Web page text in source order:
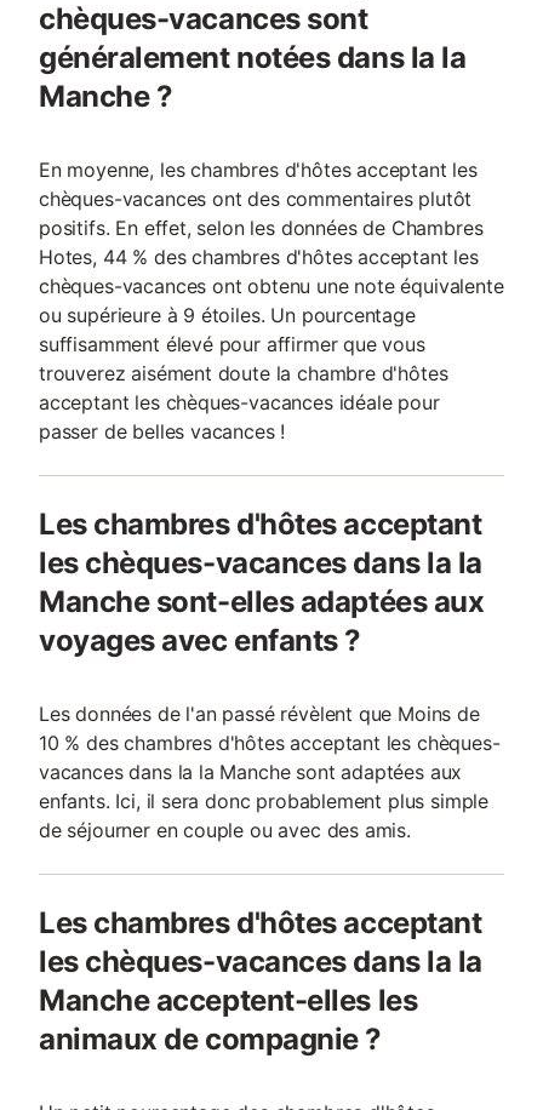
chèques-vacances sont
généralement notées dans la la
Manche ?
En moyenne, les chambres d'hôtes acceptant les
chèques-vacances ont des commentaires plutôt
positifs. En effet, selon les données de Chambres
Hotes, 44 % des chambres d'hôtes acceptant les
chèques-vacances ont obtenu une note équivalente
ou supérieure à 9 étoiles. Un pourcentage
suffisamment élevé pour affirmer que vous
trouverez aisément doute la chambre d'hôtes
acceptant les chèques-vacances idéale pour
passer de belles vacances !
Les chambres d'hôtes acceptant
les chèques-vacances dans la la
Manche sont-elles adaptées aux
voyages avec enfants ?
Les données de l'an passé révèlent que Moins de
10 % des chambres d'hôtes acceptant les chèques-
vacances dans la la Manche sont adaptées aux
enfants. Ici, il sera donc probablement plus simple
de séjourner en couple ou avec des amis.
Les chambres d'hôtes acceptant
les chèques-vacances dans la la
Manche acceptent-elles les
animaux de compagnie ?